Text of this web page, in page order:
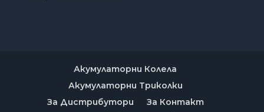
Акумулаторни Колела
Акумулаторни Триколки
За Дистрибутори
За Контакт